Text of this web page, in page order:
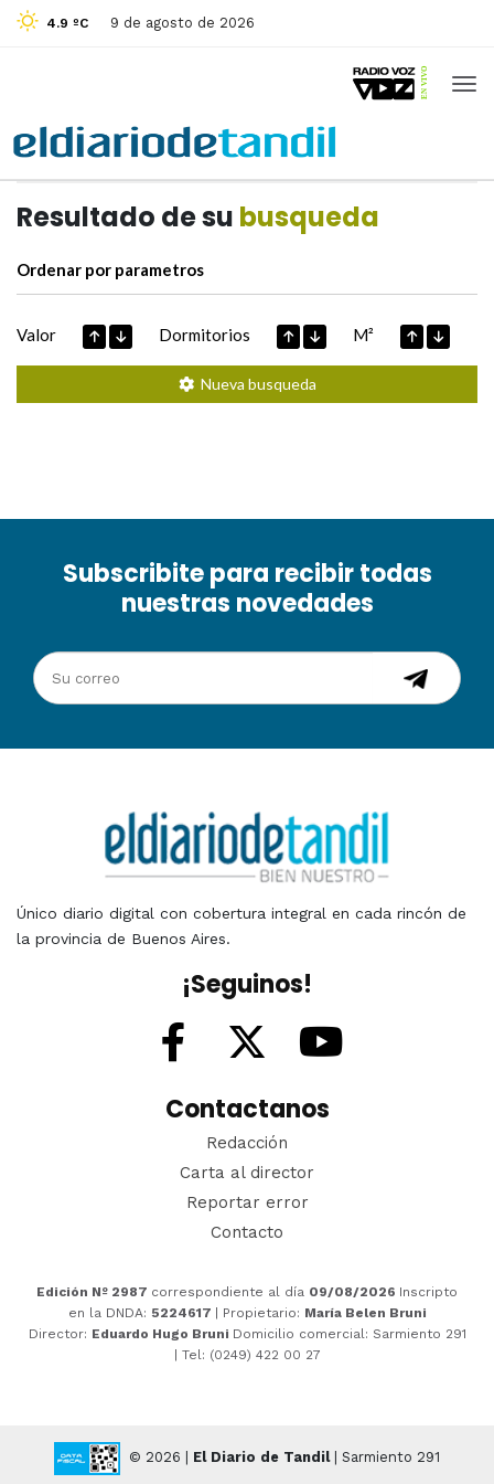
4.9 ºC 9 de agosto de 2026
Resultado de su busqueda
Ordenar por parametros
Valor Dormitorios M²
Nueva busqueda
Subscribite para recibir todas
nuestras novedades
Único diario digital con cobertura integral en cada rincón de
la provincia de Buenos Aires.
¡Seguinos!
Contactanos
Redacción
Carta al director
Reportar error
Contacto
Edición Nº 2987 correspondiente al día 09/08/2026 Inscripto
en la DNDA: 5224617 | Propietario: María Belen Bruni
Director: Eduardo Hugo Bruni Domicilio comercial: Sarmiento 291
| Tel: (0249) 422 00 27
© 2026 | El Diario de Tandil| Sarmiento 291